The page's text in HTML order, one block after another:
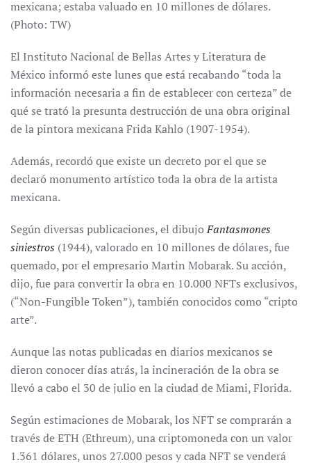
mexicana; estaba valuado en 10 millones de dólares.
(Photo: TW)
El Instituto Nacional de Bellas Artes y Literatura de
México informó este lunes que está recabando “toda la
información necesaria a fin de establecer con certeza” de
qué se trató la presunta destrucción de una obra original
de la pintora mexicana Frida Kahlo (1907-1954).
Además, recordó que existe un decreto por el que se
declaró monumento artístico toda la obra de la artista
mexicana.
Según diversas publicaciones, el dibujoFantasmones
siniestros (1944), valorado en 10 millones de dólares, fue
quemado, por el empresario Martin Mobarak. Su acción,
dijo, fue para convertir la obra en 10.000 NFTs exclusivos,
(“Non-Fungible Token”), también conocidos como “cripto
arte”.
Aunque las notas publicadas en diarios mexicanos se
dieron conocer días atrás, la incineración de la obra se
llevó a cabo el 30 de julio en la ciudad de Miami, Florida.
Según estimaciones de Mobarak, los NFT se comprarán a
través de ETH (Ethreum), una criptomoneda con un valor
1.361 dólares, unos 27.000 pesos y cada NFT se venderá